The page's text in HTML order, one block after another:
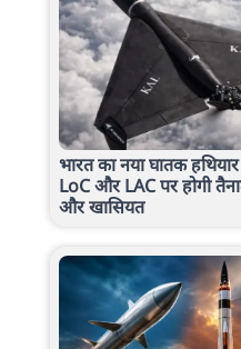
भारत का नया घातक
LoC और LAC पर होगी
और खासियत